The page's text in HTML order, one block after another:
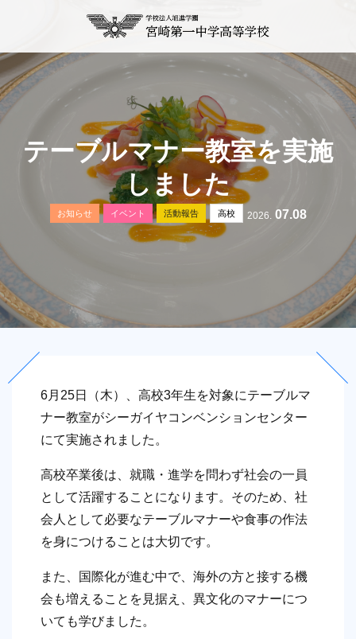
テーブルマナー教室を実施
しました
お知らせ イベント 活動報告 高校 2026. 07.08
6月25日（木）、高校3年生を対象にテーブルマ
ナー教室がシーガイヤコンベンションセンター
にて実施されました。
高校卒業後は、就職・進学を問わず社会の一員
として活躍することになります。そのため、社
会人として必要なテーブルマナーや食事の作法
を身につけることは大切です。
また、国際化が進む中で、海外の方と接する機
会も増えることを見据え、異文化のマナーにつ
いても学びました。